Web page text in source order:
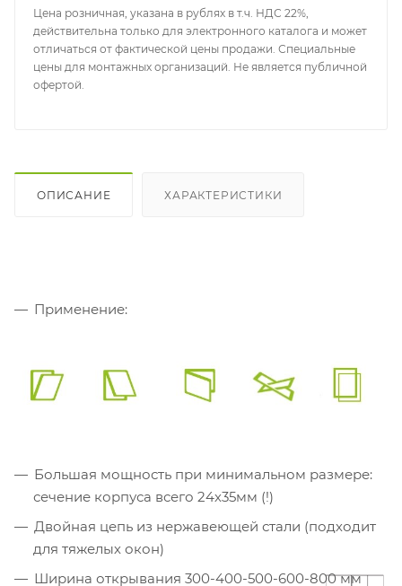
Цена розничная, указана в рублях в т.ч. НДС 22%,
действительна только для электронного каталога и может
отличаться от фактической цены продажи. Специальные
цены для монтажных организаций. Не является публичной
офертой.
ОПИСАНИЕ ХАРАКТЕРИСТИКИ
Применение:
Большая мощность при минимальном размере:
сечение корпуса всего 24х35мм (!)
Двойная цепь из нержавеющей стали (подходит
для тяжелых окон)
Ширина открывания 300-400-500-600-800 мм